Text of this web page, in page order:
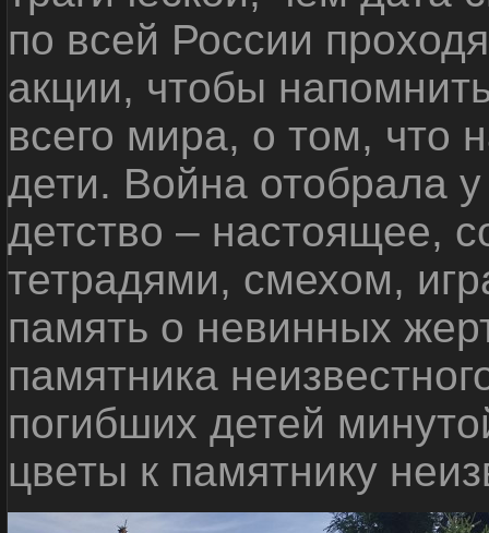
по всей России
акции, чтобы
всего мира, о том, что
дети. Война отобрала
детство – настоящее,
тетрадями, смехом,
память о невинных
памятника
погибших детей
цветы к памятнику